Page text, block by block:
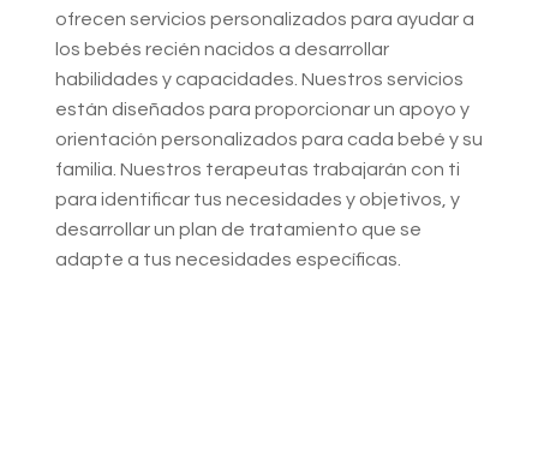
ofrecen servicios personalizados para ayudar a
los bebés recién nacidos a desarrollar
habilidades y capacidades. Nuestros servicios
están diseñados para proporcionar un apoyo y
orientación personalizados para cada bebé y su
familia. Nuestros terapeutas trabajarán con ti
para identificar tus necesidades y objetivos, y
desarrollar un plan de tratamiento que se
adapte a tus necesidades específicas.